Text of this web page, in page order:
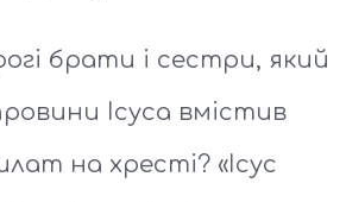
брати і сестри, який
Ісуса вмістив
на хресті? «Ісус